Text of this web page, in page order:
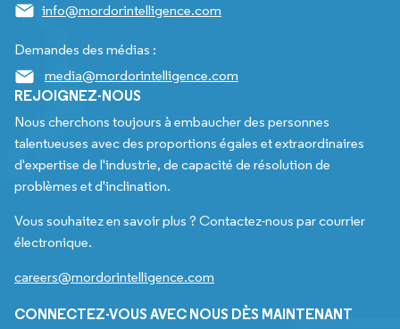
info@mordorintelligence.com
Demandes des médias :
media@mordorintelligence.com
REJOIGNEZ-NOUS
Nous cherchons toujours à embaucher des personnes
talentueuses avec des proportions égales et extraordinaires
d'expertise de l'industrie, de capacité de résolution de
problèmes et d'inclination.
Vous souhaitez en savoir plus ? Contactez-nous par courrier
électronique.
careers@mordorintelligence.com
CONNECTEZ-VOUS AVEC NOUS DÈS MAINTENANT